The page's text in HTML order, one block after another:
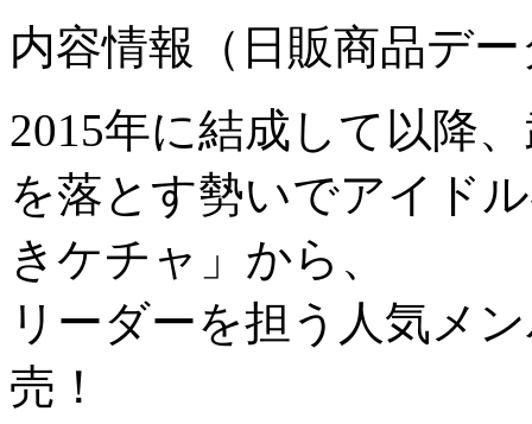
内容情報（日販商品デ
2015年に結成して以降
を落とす勢いでアイド
きケチャ」から、
リーダーを担う人気メ
売！